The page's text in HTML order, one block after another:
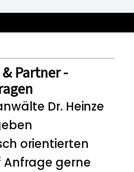
Partner -
Dr. Heinze
orientierten
Anfrage gerne